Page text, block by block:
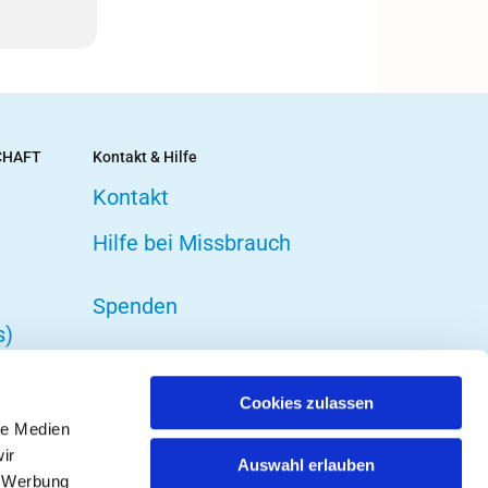
Medien
Cookies zulassen
Auswahl erlauben
Kontakt & Hilfe
Kontakt
Hilfe bei Missbrauch
Spenden